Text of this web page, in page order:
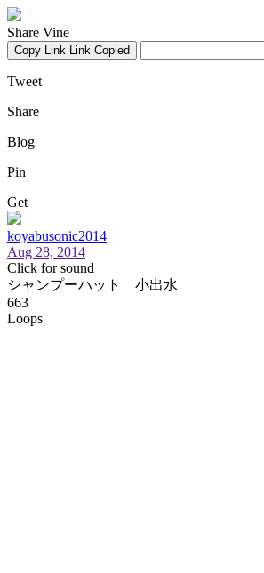
Share Vine
Copy Link Link Copied
Tweet
Share
Blog
Pin
Get
koyabusonic2014
Aug 28, 2014
Click for sound
シャンプーハット 小出水
663
Loops